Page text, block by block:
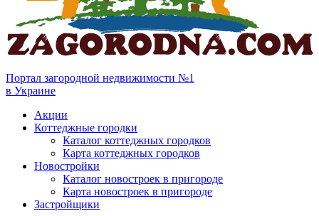
Портал загородной недвижимости №1
в Украине
Акции
Коттеджные городки
Каталог коттеджных городков
Карта коттеджных городков
Новостройки
Каталог новостроек в пригороде
Карта новостроек в пригороде
Застройщики